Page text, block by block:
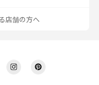
店舗の方へ